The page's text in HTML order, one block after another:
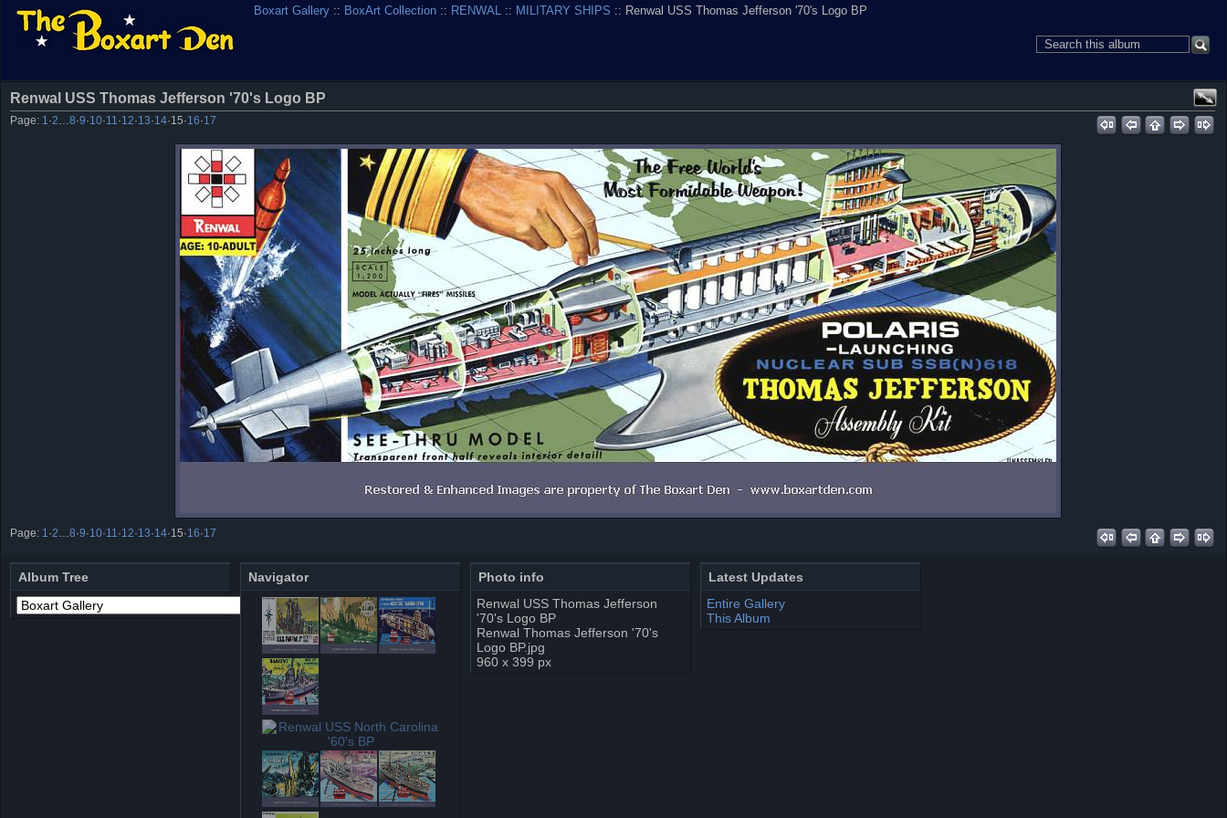
Boxart Gallery :: BoxArt Collection :: RENWAL :: MILITARY SHIPS :: Renwal USS Thomas Jefferson '70's Logo BP
Renwal USS Thomas Jefferson '70's Logo BP
Page: 1 ·2 8·9·10·11 ·12·13·14·15·16·17
Page: 1 ·2 8·9·10·11 ·12·13·14·15·16·17
Album Tree Navigator
Photo info
Renwal USS Thomas Jefferson
'70's Logo BP
Renwal Thomas Jefferson '70's
Logo BP.jpg
960 x 399 px
Latest Updates
Entire Gallery
This Album